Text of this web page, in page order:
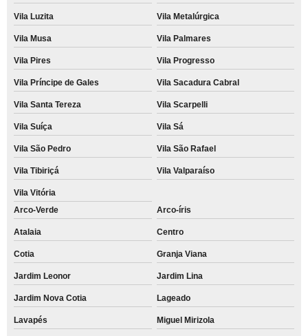
Vila Luzita Vila Metalúrgica
Vila Musa Vila Palmares
Vila Pires Vila Progresso
Vila Príncipe de Gales Vila Sacadura Cabral
Vila Santa Tereza Vila Scarpelli
Vila Suíça Vila Sá
Vila São Pedro Vila São Rafael
Vila Tibiriçá Vila Valparaíso
Vila Vitória
Arco-Verde
Arco-íris
Atalaia Centro
Cotia Granja Viana
Jardim Leonor Jardim Lina
Jardim Nova Cotia Lageado
Lavapés Miguel Mirizola